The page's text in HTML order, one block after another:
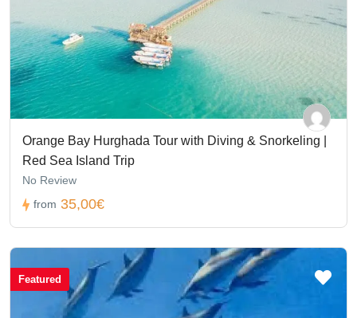
Orange Bay Hurghada Tour with Diving & Snorkeling |
Red Sea Island Trip
No Review
from 35,00€
Featured